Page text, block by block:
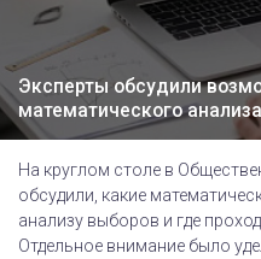
Эксперты обсудили
математического
На круглом столе в
обсудили, какие
анализу выборов и где
Отдельное внимание было